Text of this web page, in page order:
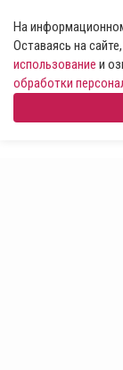
На
Оставаясь на
использование и
обработки